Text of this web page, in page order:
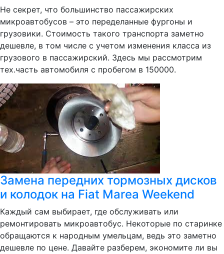
Не секрет, что большинство пассажирских
микроавтобусов – это переделанные фургоны и
грузовики. Стоимость такого транспорта заметно
дешевле, в том числе с учетом изменения класса из
грузового в пассажирский. Здесь мы рассмотрим
тех.часть автомобиля с пробегом в 150000.
Замена передних тормозных дисков
и колодок на Fiat Marea Weekend
Каждый сам выбирает, где обслуживать или
ремонтировать микроавтобус. Некоторые по старинке
обращаются к народным умельцам, ведь это заметно
дешевле по цене. Давайте разберем, экономите ли вы